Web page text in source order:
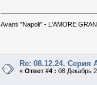
Avanti "Napoli" - L'AMORE
Re: 08.12.24. Серия
«Ответ #4 : 08 Декабрь